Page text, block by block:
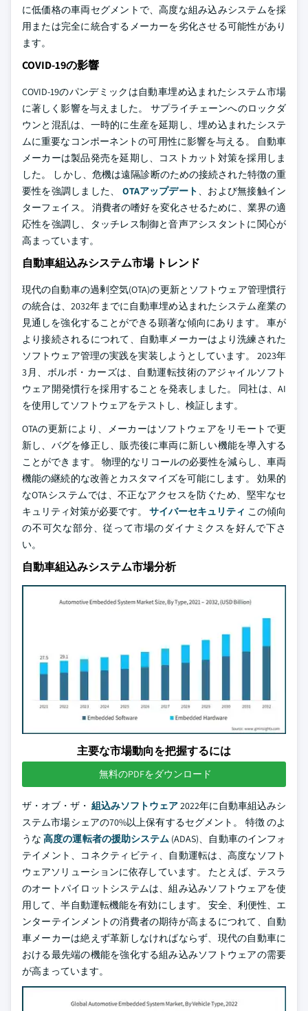
に低価格の車両セグメントで、高度な組み込みシステムを採
用または完全に統合するメーカーを劣化させる可能性があり
ます。
COVID-19の影響
COVID-19のパンデミックは自動車埋め込まれたシステム市場
に著しく影響を与えました。 サプライチェーンへのロックダ
ウンと混乱は、一時的に生産を延期し、埋め込まれたシステ
ムに重要なコンポーネントの可用性に影響を与える。 自動車
メーカーは製品発売を延期し、コストカット対策を採用しま
した。 しかし、危機は遠隔診断のための接続された特徴の重
要性を強調しました、 OTAアップデート、および無接触イン
ターフェイス。 消費者の嗜好を変化させるために、業界の適
応性を強調し、タッチレス制御と音声アシスタントに関心が
高まっています。
自動車組込みシステム市場 トレンド
現代の自動車の過剰空気(OTA)の更新とソフトウェア管理慣行
の統合は、2032年までに自動車埋め込まれたシステム産業の
見通しを強化することができる顕著な傾向にあります。 車が
より接続されるにつれて、自動車メーカーはより洗練された
ソフトウェア管理の実践を実装しようとしています。 2023年
3月、ボルボ・カーズは、自動運転技術のアジャイルソフト
ウェア開発慣行を採用することを発表しました。 同社は、AI
を使用してソフトウェアをテストし、検証します。
OTAの更新により、メーカーはソフトウェアをリモートで更
新し、バグを修正し、販売後に車両に新しい機能を導入する
ことができます。 物理的なリコールの必要性を減らし、車両
機能の継続的な改善とカスタマイズを可能にします。 効果的
なOTAシステムでは、不正なアクセスを防ぐため、堅牢なセ
キュリティ対策が必要です。 サイバーセキュリティ この傾向
の不可欠な部分、従って市場のダイナミクスを好んで下さ
い。
自動車組込みシステム市場分析
主要な市場動向を把握するには
無料のPDFをダウンロード
ザ・オブ・ザ・ 組込みソフトウェア2022年に自動車組込みシ
ステム市場シェアの70%以上保有するセグメント。 特徴 のよ
うな高度の運転者の援助システム (ADAS)、自動車のインフォ
テイメント、コネクティビティ、自動運転は、高度なソフト
ウェアソリューションに依存しています。 たとえば、テスラ
のオートパイロットシステムは、組み込みソフトウェアを使
用して、半自動運転機能を有効にします。 安全、利便性、エ
ンターテインメントの消費者の期待が高まるにつれて、自動
車メーカーは絶えず革新しなければならず、現代の自動車に
おける最先端の機能を強化する組み込みソフトウェアの需要
が高まっています。